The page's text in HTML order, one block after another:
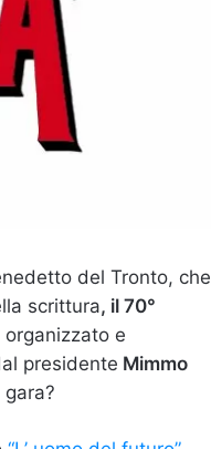
del Tronto, che
scrittura, il 70°
organizzato e
presidente Mimmo